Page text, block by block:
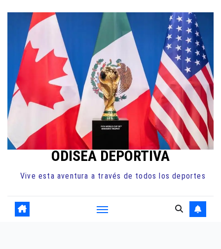
contenido
ODISEA DEPORTIVA
Vive esta aventura a través de todos los deportes